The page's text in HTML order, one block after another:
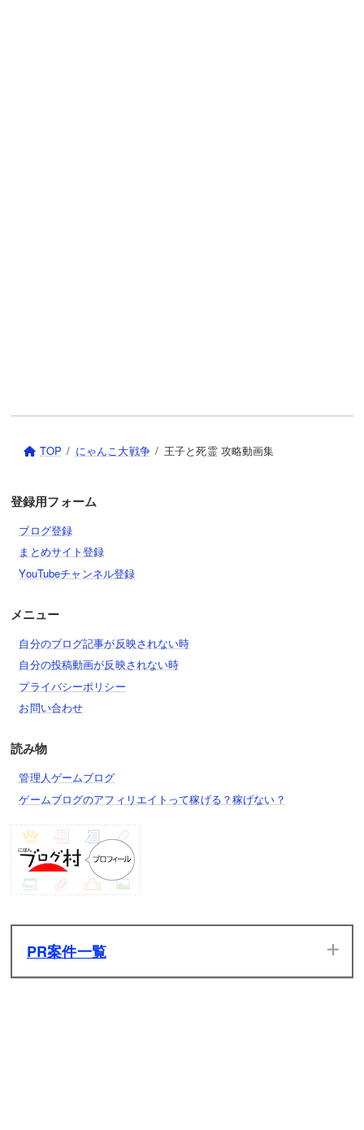
TOP にゃんこ大戦争 王子と死霊 攻略動画集
登録用フォーム
ブログ登録
まとめサイト登録
YouTubeチャンネル登録
メニュー
自分のブログ記事が反映されない時
自分の投稿動画が反映されない時
プライバシーポリシー
お問い合わせ
読み物
管理人ゲームブログ
ゲームブログのアフィリエイトって稼げる？稼げない？
PR案件一覧